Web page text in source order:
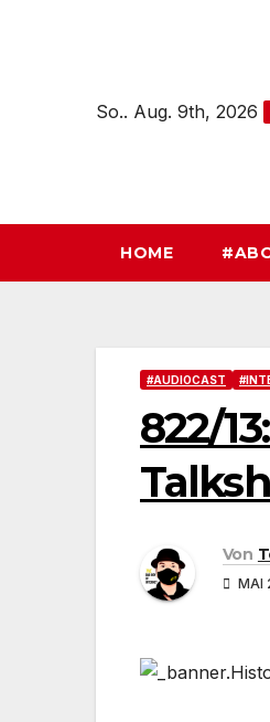
So.. Aug. 9th, 2026
HOME
#AUDIOCAST
822/
Von
MAI